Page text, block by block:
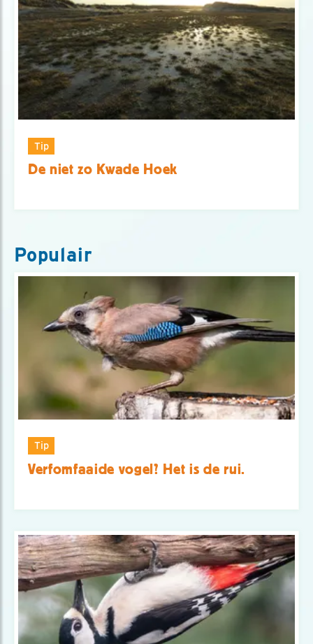
Tip
De niet zo Kwade Hoek
Populair
Tip
Verfomfaaide vogel? Het is de rui.